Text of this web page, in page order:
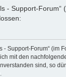
- Support-
- Support-Forum“
mit den
sind, so